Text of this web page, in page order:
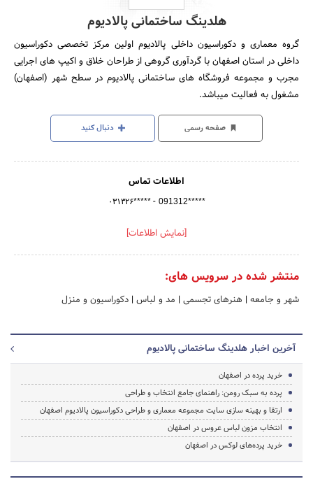
هلدینگ ساختمانی پالادیوم
گروه معماری و دکوراسیون داخلی پالادیوم اولین مرکز تخصصی دکوراسیون
داخلی در استان اصفهان با گردآوری گروهی از طراحان خلاق و اکیپ های اجرایی
مجرب و مجموعه فروشگاه های ساختمانی پالادیوم در سطح شهر (اصفهان)
مشغول به فعالیت میباشد.
صفحه رسمی دنبال کنید
اطلاعات تماس
۰۳۱۳۲۶***** - 091312*****
[نمایش اطلاعات]
منتشر شده در سرویس های:
شهر و جامعه | هنرهای تجسمی | مد و لباس | دکوراسیون و منزل
آخرین اخبار هلدینگ ساختمانی پالادیوم
خرید پرده در اصفهان
پرده به سبک رومن: راهنمای جامع انتخاب و طراحی
ارتقا و بهینه سازی سایت مجموعه معماری و طراحی دکوراسیون پالادیوم اصفهان
انتخاب مزون لباس عروس در اصفهان
خرید پرده‌های لوکس در اصفهان